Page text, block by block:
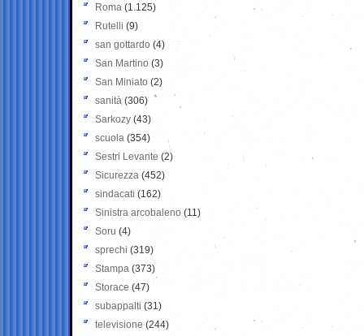
Roma (1.125)
Rutelli (9)
san gottardo (4)
San Martino (3)
San Miniato (2)
sanità (306)
Sarkozy (43)
scuola (354)
Sestri Levante (2)
Sicurezza (452)
sindacati (162)
Sinistra arcobaleno (11)
Soru (4)
sprechi (319)
Stampa (373)
Storace (47)
subappalti (31)
televisione(244)